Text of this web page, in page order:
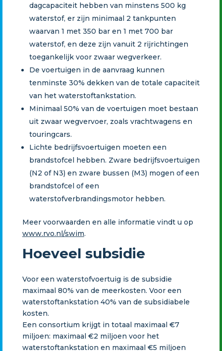
dagcapaciteit hebben van minstens 500 kg
waterstof, er zijn minimaal 2 tankpunten
waarvan 1 met 350 bar en 1 met 700 bar
waterstof, en deze zijn vanuit 2 rijrichtingen
toegankelijk voor zwaar wegverkeer.
De voertuigen in de aanvraag kunnen
tenminste 30% dekken van de totale capaciteit
van het waterstoftankstation.
Minimaal 50% van de voertuigen moet bestaan
uit zwaar wegvervoer, zoals vrachtwagens en
touringcars.
Lichte bedrijfsvoertuigen moeten een
brandstofcel hebben. Zware bedrijfsvoertuigen
(N2 of N3) en zware bussen (M3) mogen of een
brandstofcel of een
waterstofverbrandingsmotor hebben.
Meer voorwaarden en alle informatie vindt u op
www.rvo.nl/swim.
Hoeveel subsidie
Voor een waterstofvoertuig is de subsidie
maximaal 80% van de meerkosten. Voor een
waterstoftankstation 40% van de subsidiabele
kosten.
Een consortium krijgt in totaal maximaal €7
miljoen: maximaal €2 miljoen voor het
waterstoftankstation en maximaal €5 miljoen